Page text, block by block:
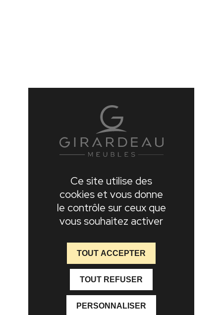
Ce site utilise des
cookies et vous donne
le contrôle sur ceux que
vous souhaitez activer
TOUT ACCEPTER
TOUT REFUSER
PERSONNALISER